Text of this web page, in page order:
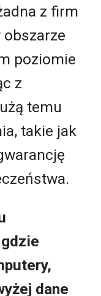
z firm
obszarze
poziomie
z
temu
takie jak
dane